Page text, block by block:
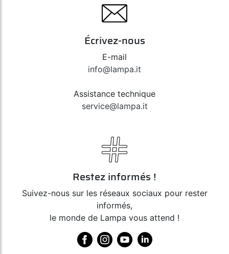
Écrivez-nous
E-mail
info@lampa.it
Assistance technique
service@lampa.it
Restez informés !
Suivez-nous sur les réseaux sociaux pour rester
informés,
le monde de Lampa vous attend !